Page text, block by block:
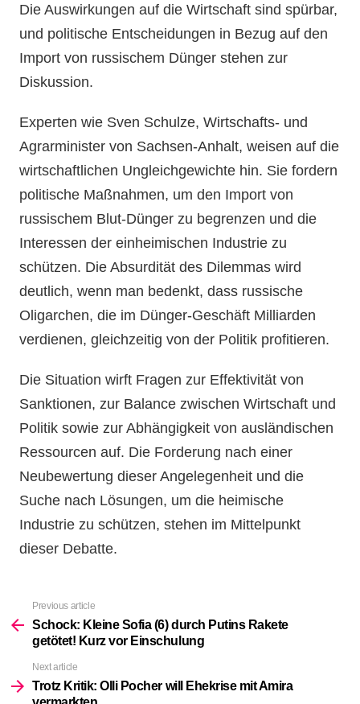
Die Auswirkungen auf die Wirtschaft sind spürbar,
und politische Entscheidungen in Bezug auf den
Import von russischem Dünger stehen zur
Diskussion.
Experten wie Sven Schulze, Wirtschafts- und
Agrarminister von Sachsen-Anhalt, weisen auf die
wirtschaftlichen Ungleichgewichte hin. Sie fordern
politische Maßnahmen, um den Import von
russischem Blut-Dünger zu begrenzen und die
Interessen der einheimischen Industrie zu
schützen. Die Absurdität des Dilemmas wird
deutlich, wenn man bedenkt, dass russische
Oligarchen, die im Dünger-Geschäft Milliarden
verdienen, gleichzeitig von der Politik profitieren.
Die Situation wirft Fragen zur Effektivität von
Sanktionen, zur Balance zwischen Wirtschaft und
Politik sowie zur Abhängigkeit von ausländischen
Ressourcen auf. Die Forderung nach einer
Neubewertung dieser Angelegenheit und die
Suche nach Lösungen, um die heimische
Industrie zu schützen, stehen im Mittelpunkt
dieser Debatte.
more
Previous article
Schock: Kleine Sofia (6) durch Putins Rakete
getötet! Kurz vor Einschulung
Next article
Trotz Kritik: Olli Pocher will Ehekrise mit Amira